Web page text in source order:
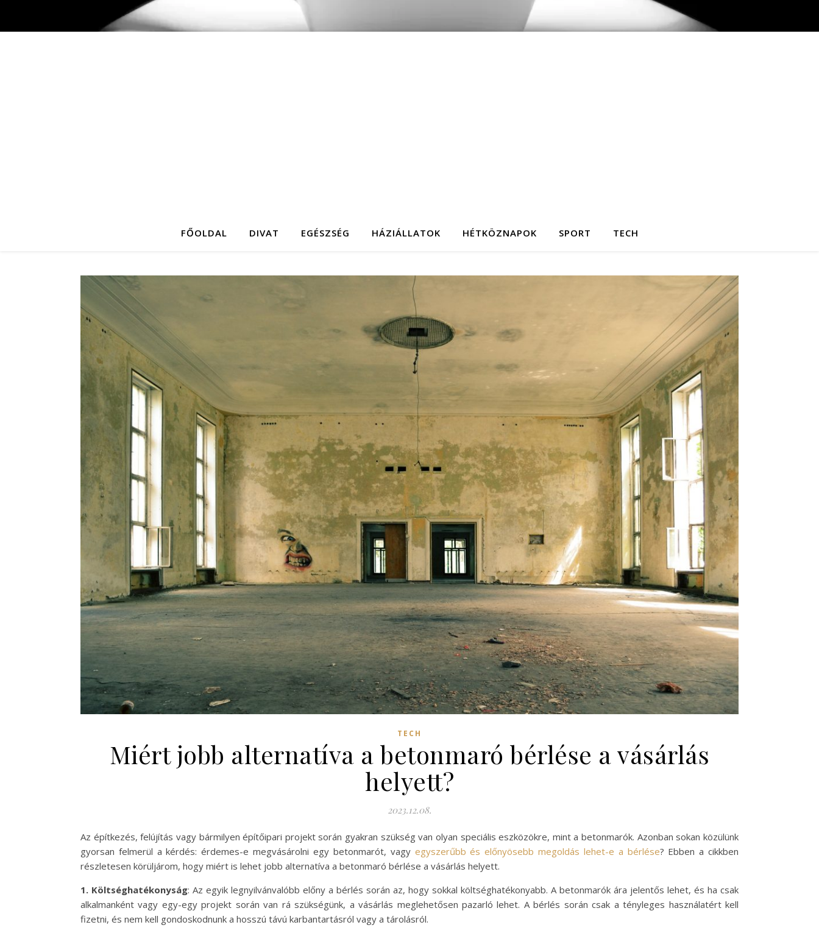
FŐOLDAL DIVAT EGÉSZSÉG HÁZIÁLLATOK HÉTKÖZNAPOK SPORT TECH
TECH
Miért jobb alternatíva a betonmaró bérlése a vásárlás
helyett?
2023.12.08.
Az építkezés, felújítás vagy bármilyen építőipari projekt során gyakran szükség van olyan speciális eszközökre, mint a betonmarók. Azonban sokan közülünk
gyorsan felmerül a kérdés: érdemes-e megvásárolni egy betonmarót, vagy egyszerűbb és előnyösebb megoldás lehet-e a bérlése? Ebben a cikkben
részletesen körüljárom, hogy miért is lehet jobb alternatíva a betonmaró bérlése a vásárlás helyett.
1. Költséghatékonyság: Az egyik legnyilvánvalóbb előny a bérlés során az, hogy sokkal költséghatékonyabb. A betonmarók ára jelentős lehet, és ha csak
alkalmanként vagy egy-egy projekt során van rá szükségünk, a vásárlás meglehetősen pazarló lehet. A bérlés során csak a tényleges használatért kell
fizetni, és nem kell gondoskodnunk a hosszú távú karbantartásról vagy a tárolásról.